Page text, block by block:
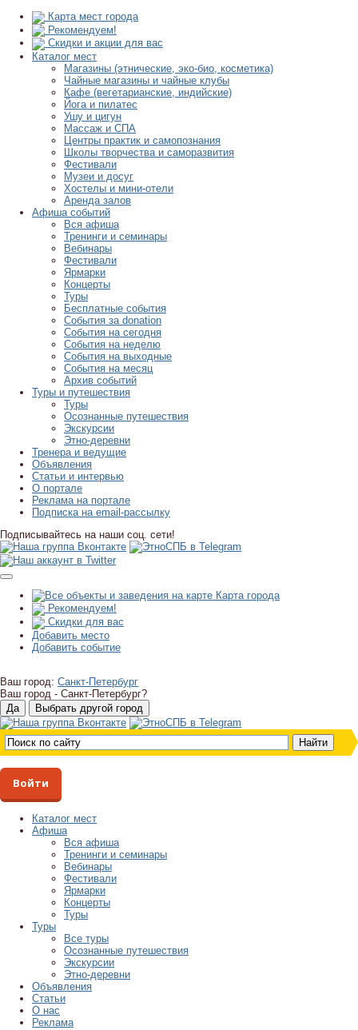
Карта мест города
Рекомендуем!
Скидки и акции для вас
Каталог мест
Магазины (этнические, эко-био, косметика)
Чайные магазины и чайные клубы
Кафе (вегетарианские, индийские)
Йога и пилатес
Ушу и цигун
Массаж и СПА
Центры практик и самопознания
Школы творчества и саморазвития
Фестивали
Музеи и досуг
Хостелы и мини-отели
Аренда залов
Афиша событий
Вся афиша
Тренинги и семинары
Вебинары
Фестивали
Ярмарки
Концерты
Туры
Бесплатные события
События за donation
События на сегодня
События на неделю
События на выходные
События на месяц
Архив событий
Туры и путешествия
Туры
Осознанные путешествия
Экскурсии
Этно-деревни
Тренера и ведущие
Объявления
Статьи и интервью
О портале
Реклама на портале
Подписка на email-рассылку
Подписывайтесь на наши соц. сети!
Карта города
Рекомендуем!
Скидки для вас
Добавить место
Добавить событие
Ваш город: Санкт-Петербург
Ваш город - Санкт-Петербург?
Войти
Каталог мест
Афиша
Вся афиша
Тренинги и семинары
Вебинары
Фестивали
Ярмарки
Концерты
Туры
Туры
Все туры
Осознанные путешествия
Экскурсии
Этно-деревни
Объявления
Статьи
О нас
Реклама